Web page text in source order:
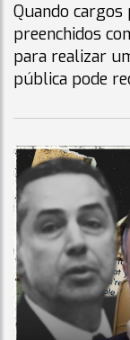
Quando
preenchidos
para realizar
pública pode